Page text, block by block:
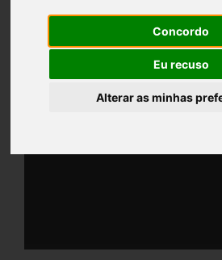
Concordo
Eu recuso
Alterar as minhas